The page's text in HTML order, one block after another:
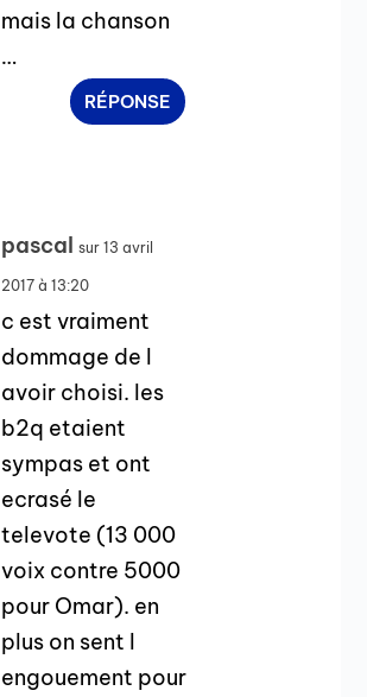
mais la chanson
…
RÉPONSE
pascal sur 13 avril
2017 à 13:20
c est vraiment
dommage de l
avoir choisi. les
b2q etaient
sympas et ont
ecrasé le
televote (13 000
voix contre 5000
pour Omar). en
plus on sent l
engouement pour